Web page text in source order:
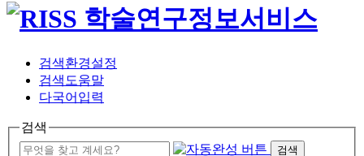
검색환경설정
검색도움말
다국어입력
검색
검색